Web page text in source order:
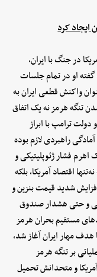
ایجاد کرد
در جنگ با ایران،
او در تمام جلسات
واکنش قطعی ایران به
تنگه هرمز نه یک اتفاق
دولت ترامپ با ابراز
راهبردی لازم بوده
اهرم فشار ژئوپلیتیکی و
اقتصاد آمریکا، بلکه
شدید قیمت بنزین و
و حتی هشدار صندوق
مستقیم بحران هرمز
مهار ایران آغاز شد،
بر تنگه هرمز
و متحدانش تحمیل